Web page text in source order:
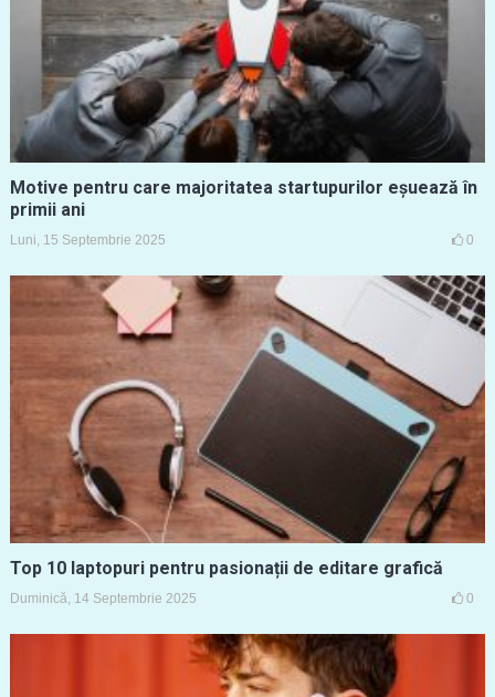
Motive pentru care majoritatea startupurilor eșuează în
primii ani
Luni, 15 Septembrie 2025 0
Top 10 laptopuri pentru pasionații de editare grafică
Duminică, 14 Septembrie 2025 0